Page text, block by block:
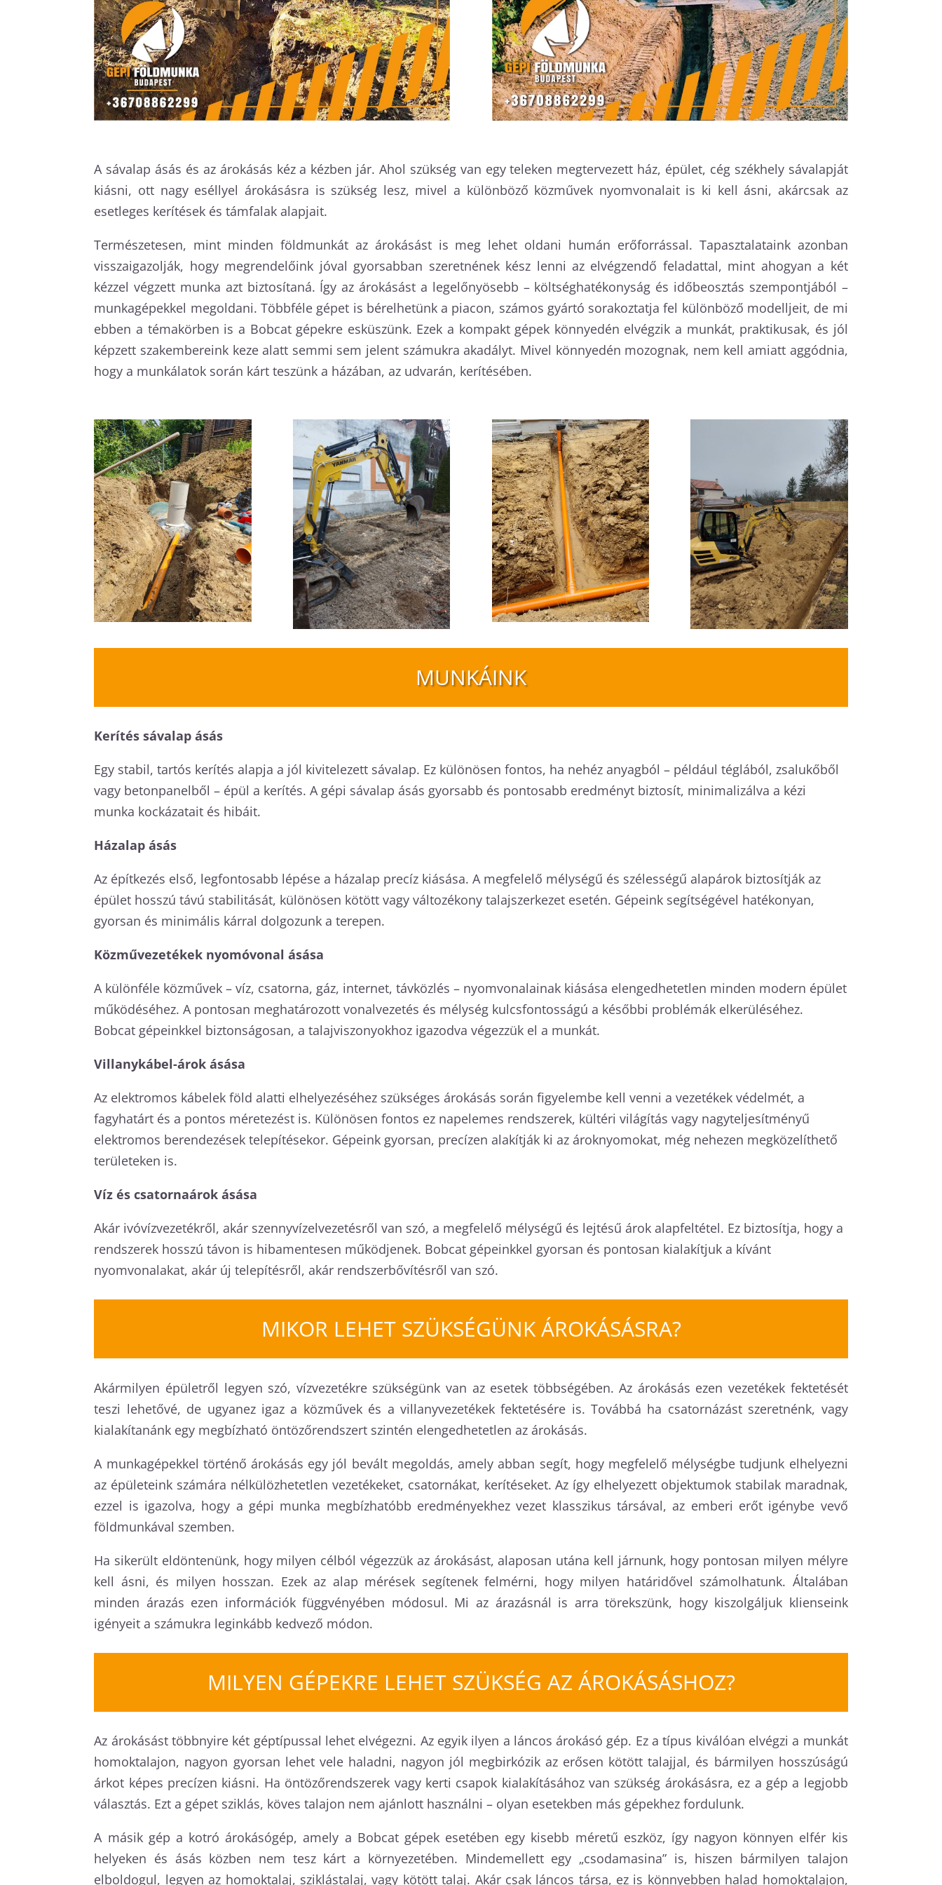
A sávalap ásás és az árokásás kéz a kézben jár. Ahol szükség van egy teleken megtervezett ház, épület, cég székhely sávalapját
kiásni, ott nagy eséllyel árokásásra is szükség lesz, mivel a különböző közművek nyomvonalait is ki kell ásni, akárcsak az
esetleges kerítések és támfalak alapjait.
Természetesen, mint minden földmunkát az árokásást is meg lehet oldani humán erőforrással. Tapasztalataink azonban
visszaigazolják, hogy megrendelőink jóval gyorsabban szeretnének kész lenni az elvégzendő feladattal, mint ahogyan a két
kézzel végzett munka azt biztosítaná. Így az árokásást a legelőnyösebb – költséghatékonyság és időbeosztás szempontjából –
munkagépekkel megoldani. Többféle gépet is bérelhetünk a piacon, számos gyártó sorakoztatja fel különböző modelljeit, de mi
ebben a témakörben is a Bobcat gépekre esküszünk. Ezek a kompakt gépek könnyedén elvégzik a munkát, praktikusak, és jól
képzett szakembereink keze alatt semmi sem jelent számukra akadályt. Mivel könnyedén mozognak, nem kell amiatt aggódnia,
hogy a munkálatok során kárt teszünk a házában, az udvarán, kerítésében.
MUNKÁINK
Kerítés sávalap ásás
Egy stabil, tartós kerítés alapja a jól kivitelezett sávalap. Ez különösen fontos, ha nehéz anyagból – például téglából, zsalukőből
vagy betonpanelből – épül a kerítés. A gépi sávalap ásás gyorsabb és pontosabb eredményt biztosít, minimalizálva a kézi
munka kockázatait és hibáit.
Házalap ásás
Az építkezés első, legfontosabb lépése a házalap precíz kiásása. A megfelelő mélységű és szélességű alapárok biztosítják az
épület hosszú távú stabilitását, különösen kötött vagy változékony talajszerkezet esetén. Gépeink segítségével hatékonyan,
gyorsan és minimális kárral dolgozunk a terepen.
Közművezetékek nyomóvonal ásása
A különféle közművek – víz, csatorna, gáz, internet, távközlés – nyomvonalainak kiásása elengedhetetlen minden modern épület
működéséhez. A pontosan meghatározott vonalvezetés és mélység kulcsfontosságú a későbbi problémák elkerüléséhez.
Bobcat gépeinkkel biztonságosan, a talajviszonyokhoz igazodva végezzük el a munkát.
Villanykábel-árok ásása
Az elektromos kábelek föld alatti elhelyezéséhez szükséges árokásás során figyelembe kell venni a vezetékek védelmét, a
fagyhatárt és a pontos méretezést is. Különösen fontos ez napelemes rendszerek, kültéri világítás vagy nagyteljesítményű
elektromos berendezések telepítésekor. Gépeink gyorsan, precízen alakítják ki az ároknyomokat, még nehezen megközelíthető
területeken is.
Víz és csatornaárok ásása
Akár ivóvízvezetékről, akár szennyvízelvezetésről van szó, a megfelelő mélységű és lejtésű árok alapfeltétel. Ez biztosítja, hogy a
rendszerek hosszú távon is hibamentesen működjenek. Bobcat gépeinkkel gyorsan és pontosan kialakítjuk a kívánt
nyomvonalakat, akár új telepítésről, akár rendszerbővítésről van szó.
MIKOR LEHET SZÜKSÉGÜNK ÁROKÁSÁSRA?
Akármilyen épületről legyen szó, vízvezetékre szükségünk van az esetek többségében. Az árokásás ezen vezetékek fektetését
teszi lehetővé, de ugyanez igaz a közművek és a villanyvezetékek fektetésére is. Továbbá ha csatornázást szeretnénk, vagy
kialakítanánk egy megbízható öntözőrendszert szintén elengedhetetlen az árokásás.
A munkagépekkel történő árokásás egy jól bevált megoldás, amely abban segít, hogy megfelelő mélységbe tudjunk elhelyezni
az épületeink számára nélkülözhetetlen vezetékeket, csatornákat, kerítéseket. Az így elhelyezett objektumok stabilak maradnak,
ezzel is igazolva, hogy a gépi munka megbízhatóbb eredményekhez vezet klasszikus társával, az emberi erőt igénybe vevő
földmunkával szemben.
Ha sikerült eldöntenünk, hogy milyen célból végezzük az árokásást, alaposan utána kell járnunk, hogy pontosan milyen mélyre
kell ásni, és milyen hosszan. Ezek az alap mérések segítenek felmérni, hogy milyen határidővel számolhatunk. Általában
minden árazás ezen információk függvényében módosul. Mi az árazásnál is arra törekszünk, hogy kiszolgáljuk klienseink
igényeit a számukra leginkább kedvező módon.
MILYEN GÉPEKRE LEHET SZÜKSÉG AZ ÁROKÁSÁSHOZ?
Az árokásást többnyire két géptípussal lehet elvégezni. Az egyik ilyen a láncos árokásó gép. Ez a típus kiválóan elvégzi a munkát
homoktalajon, nagyon gyorsan lehet vele haladni, nagyon jól megbirkózik az erősen kötött talajjal, és bármilyen hosszúságú
árkot képes precízen kiásni. Ha öntözőrendszerek vagy kerti csapok kialakításához van szükség árokásásra, ez a gép a legjobb
választás. Ezt a gépet sziklás, köves talajon nem ajánlott használni – olyan esetekben más gépekhez fordulunk.
A másik gép a kotró árokásógép, amely a Bobcat gépek esetében egy kisebb méretű eszköz, így nagyon könnyen elfér kis
helyeken és ásás közben nem tesz kárt a környezetében. Mindemellett egy „csodamasina” is, hiszen bármilyen talajon
elboldogul, legyen az homoktalaj, sziklástalaj, vagy kötött talaj. Akár csak láncos társa, ez is könnyebben halad homoktalajon,